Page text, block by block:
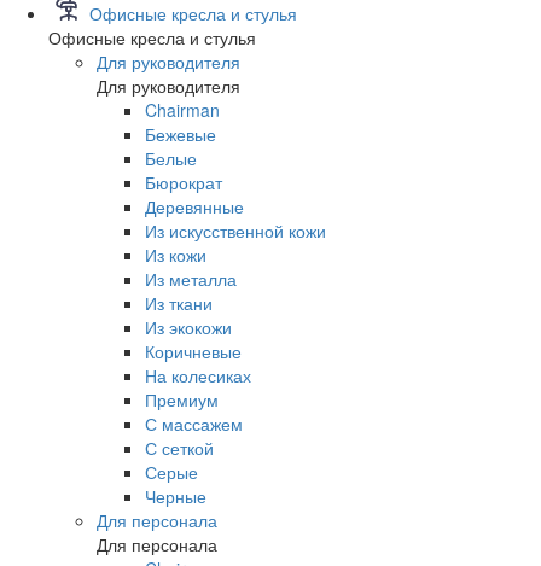
Офисные кресла и стулья
Офисные кресла и стулья
Для руководителя
Для руководителя
Chairman
Бежевые
Белые
Бюрократ
Деревянные
Из искусственной кожи
Из кожи
Из металла
Из ткани
Из экокожи
Коричневые
На колесиках
Премиум
С массажем
С сеткой
Серые
Черные
Для персонала
Для персонала